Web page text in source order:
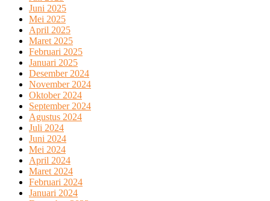
Juni 2025
Mei 2025
April 2025
Maret 2025
Februari 2025
Januari 2025
Desember 2024
November 2024
Oktober 2024
September 2024
Agustus 2024
Juli 2024
Juni 2024
Mei 2024
April 2024
Maret 2024
Februari 2024
Januari 2024